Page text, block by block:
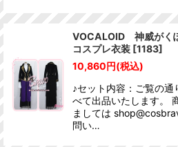
VOCALOID 神威が
コスプレ衣装 [1183]
10,860円(税込)
♪セット内容：ご覧の
べて出品いたします。
ましては
問い…